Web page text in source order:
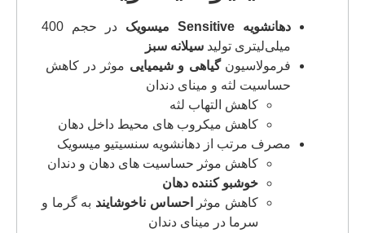
دهانشویه Sensitive میسویک
در حجم 400
میلی‌لیتری تولید سیلانه سبز
فرمولاسیونگیاهی و شیمیایی موثر در کاهش
حساسیت لثه و مینای دندان
کاهش التهاب لثه
کاهش میکروب های محیط داخل دهان
مصرف مرتب از دهانشویه سنسیتیو میسویک
کاهش موثر حساسیت های دهان و دندان
خوشبو کننده دهان
کاهش موثر
احساس ناخوشایند به گرما و
سرما در مینای دندان